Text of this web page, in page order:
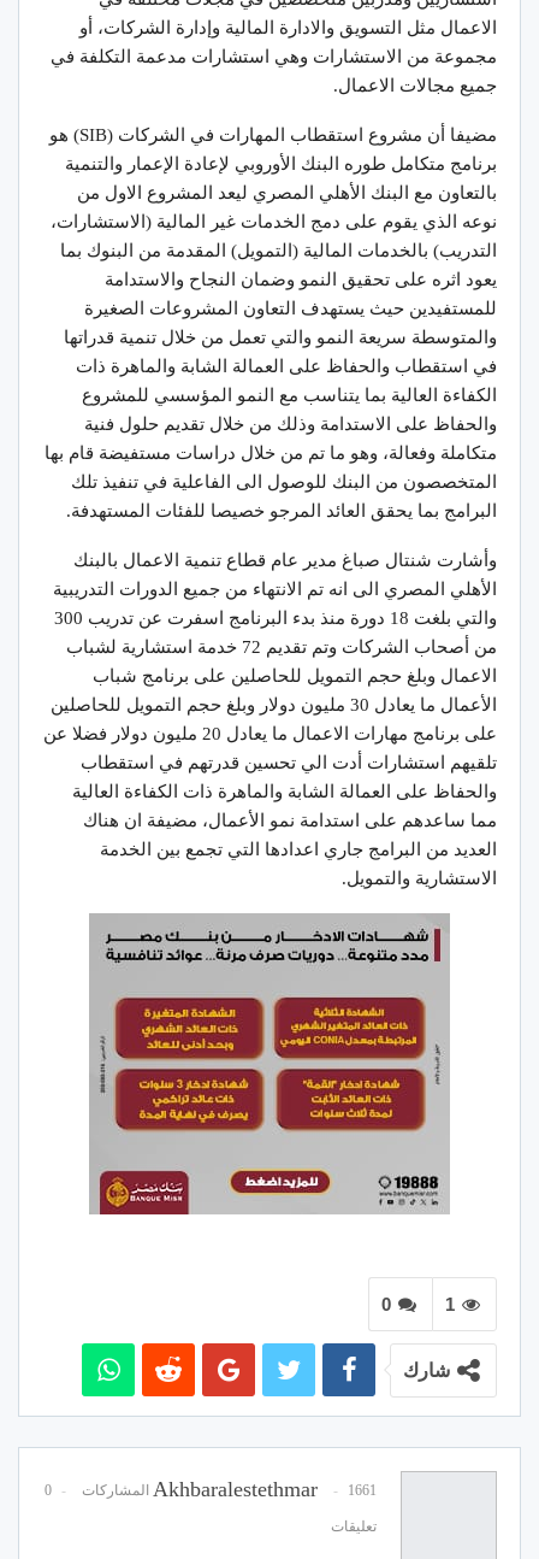
الاعمال مثل التسويق والادارة المالية وإدارة الشركات، أو
مجموعة من الاستشارات وهي استشارات مدعمة التكلفة في
جميع مجالات الاعمال.
مضيفا أن مشروع استقطاب المهارات في الشركات (SIB) هو
برنامج متكامل طوره البنك الأوروبي لإعادة الإعمار والتنمية
بالتعاون مع البنك الأهلي المصري ليعد المشروع الاول من
نوعه الذي يقوم على دمج الخدمات غير المالية (الاستشارات،
التدريب) بالخدمات المالية (التمويل) المقدمة من البنوك بما
يعود اثره على تحقيق النمو وضمان النجاح والاستدامة
للمستفيدين حيث يستهدف التعاون المشروعات الصغيرة
والمتوسطة سريعة النمو والتي تعمل من خلال تنمية قدراتها
في استقطاب والحفاظ على العمالة الشابة والماهرة ذات
الكفاءة العالية بما يتناسب مع النمو المؤسسي للمشروع
والحفاظ على الاستدامة وذلك من خلال تقديم حلول فنية
متكاملة وفعالة، وهو ما تم من خلال دراسات مستفيضة قام بها
المتخصصون من البنك للوصول الى الفاعلية في تنفيذ تلك
البرامج بما يحقق العائد المرجو خصيصا للفئات المستهدفة.
وأشارت شنتال صباغ مدير عام قطاع تنمية الاعمال بالبنك
الأهلي المصري الى انه تم الانتهاء من جميع الدورات التدريبية
والتي بلغت 18 دورة منذ بدء البرنامج اسفرت عن تدريب 300
من أصحاب الشركات وتم تقديم 72 خدمة استشارية لشباب
الاعمال وبلغ حجم التمويل للحاصلين على برنامج شباب
الأعمال ما يعادل 30 مليون دولار وبلغ حجم التمويل للحاصلين
على برنامج مهارات الاعمال ما يعادل 20 مليون دولار فضلا عن
تلقيهم استشارات أدت الي تحسين قدرتهم في استقطاب
والحفاظ على العمالة الشابة والماهرة ذات الكفاءة العالية
مما ساعدهم على استدامة نمو الأعمال، مضيفة ان هناك
العديد من البرامج جاري اعدادها التي تجمع بين الخدمة
الاستشارية والتمويل.
0 1
شارك
Akhbaralestethmar 1661 المشاركات 0
تعليقات